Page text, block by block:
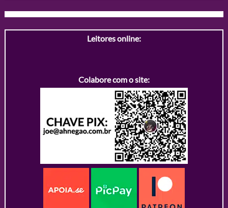
Leitores online:
Colabore com o site: